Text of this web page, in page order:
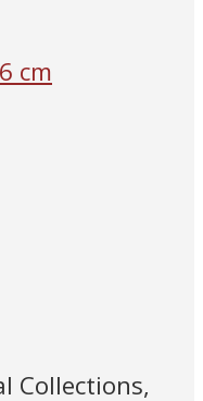
cm
Collections,